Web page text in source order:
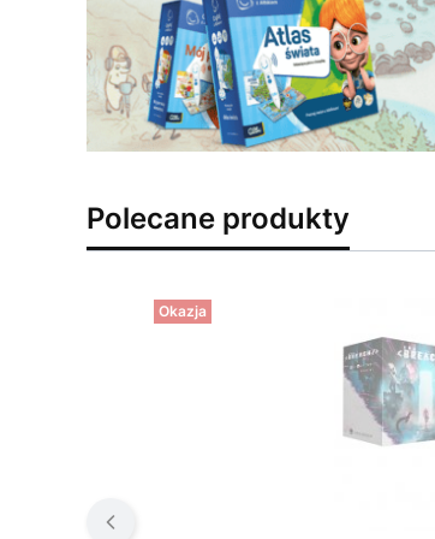
Polecane produkty
Okazja